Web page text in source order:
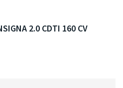
2.0 CDTI 160 CV